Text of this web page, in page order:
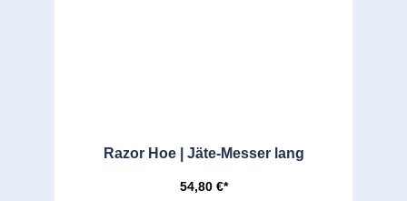
Razor Hoe | Jäte-Messer lang
54,80 €*